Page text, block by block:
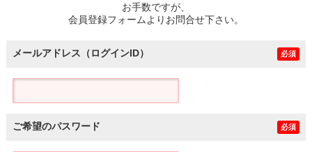
お手数ですが、
会員登録フォームよりお問合せ下さい。
メールアドレス（ログインID） 必須
ご希望のパスワード 必須